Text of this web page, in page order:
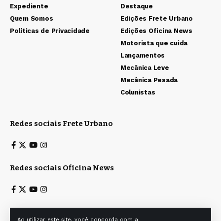
Expediente
Quem Somos
Políticas de Privacidade
Destaque
Edições Frete Urbano
Edições Oficina News
Motorista que cuida
Lançamentos
Mecânica Leve
Mecânica Pesada
Colunistas
Redes sociais Frete Urbano
Redes sociais Oficina News